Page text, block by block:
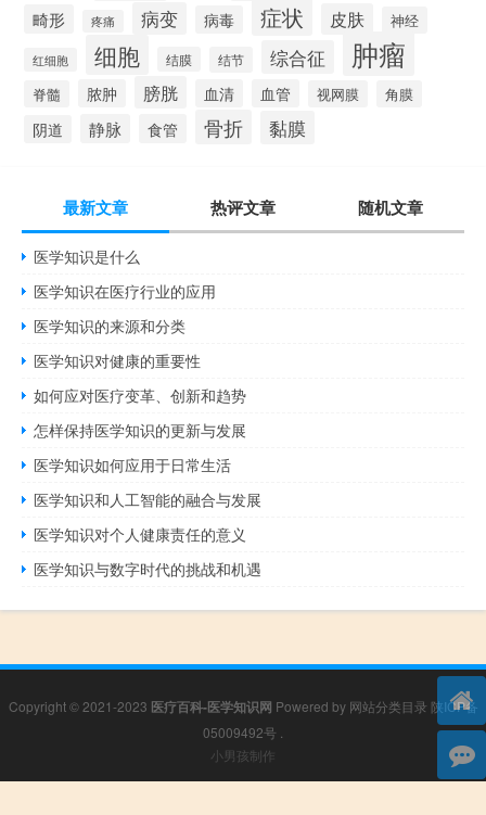
畸形 疼痛 病变 病毒 症状 皮肤 神经
红细胞 细胞 结膜 结节 综合征 肿瘤
脊髓 脓肿 膀胱 血清 血管 视网膜 角膜
阴道 静脉 食管 骨折 黏膜
最新文章 热评文章 随机文章
医学知识是什么
医学知识在医疗行业的应用
医学知识的来源和分类
医学知识对健康的重要性
如何应对医疗变革、创新和趋势
怎样保持医学知识的更新与发展
医学知识如何应用于日常生活
医学知识和人工智能的融合与发展
医学知识对个人健康责任的意义
医学知识与数字时代的挑战和机遇
Copyright © 2021-2023 医疗百科-医学知识网 Powered by 网站分类目录 陕ICP备
05009492号
小男孩制作